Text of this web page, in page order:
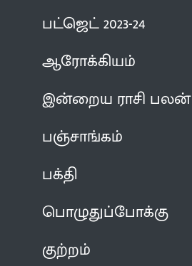
பட்ஜெட் 2023-24
ஆரோக்கியம்
இன்றைய ராசி பலன்
பஞ்சாங்கம்
பக்தி
பொழுதுப்போக்கு
குற்றம்